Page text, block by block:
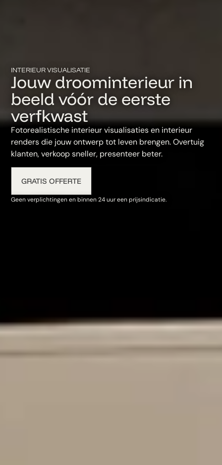
INTERIEUR VISUALISATIE
Jouw droominterieur in
beeld vóór de eerste
verfkwast
Fotorealistische interieur visualisaties en interieur
renders die jouw ontwerp tot leven brengen. Overtuig
klanten, verkoop sneller, presenteer beter.
GRATIS OFFERTE
Geen verplichtingen en binnen 24 uur een prijsindicatie.